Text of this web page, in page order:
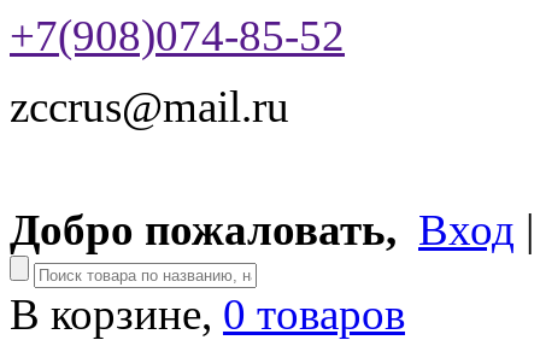
+7(908)074-85-52
zccrus@mail.ru
Добро пожаловать, Вход
В корзине, 0 товаров